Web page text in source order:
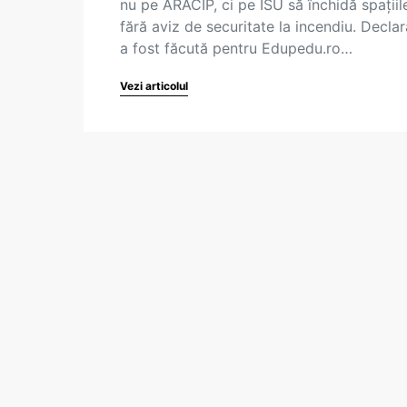
nu pe ARACIP, ci pe ISU să închidă
fără aviz de securitate la incendiu.
a fost făcută pentru Edupedu.ro…
Vezi articolul